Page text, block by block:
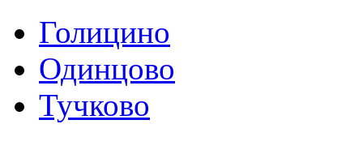
Голицино
Одинцово
Тучково